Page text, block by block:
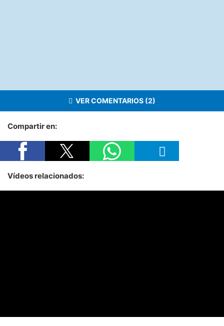
VER COMENTARIOS (2)
Compartir en:
Vídeos relacionados: